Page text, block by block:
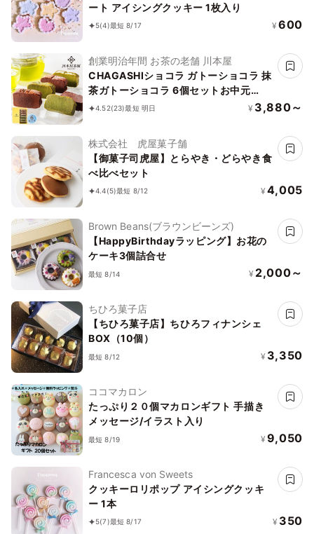
ート アイシングクッキー 1枚入り
5(4)最短 8/17 ¥ 600
創業明治年間 お茶の老舗 川本屋
CHAGASHIショコラ ガトーショコラ 抹
茶ガトーショコラ 6個セットお中元
2026
4.52(23)最短 明日 ¥ 3,880～
株式会社 虎屋菓子舗
【御菓子司虎屋】とらやき・どらやき食
べ比べセット
4.4(5)最短 8/12 ¥ 4,005
Brown Beans(ブラウンビーンズ)
【HappyBirthdayラッピング】お花の
ケーキ3個詰合せ
最短 8/14 ¥ 2,000～
ちひろ菓子店
【ちひろ菓子店】ちひろフィナンシェ
BOX（10個）
最短 8/12 ¥ 3,350
ココマカロン
たっぷり２０個マカロンギフト 手描き
メッセージ/イラスト入り
最短 8/19 ¥ 9,050
Francesca von Sweets
クッキーロリポップ アイシングクッキ
ー 1本
5(7)最短 8/17 ¥ 350